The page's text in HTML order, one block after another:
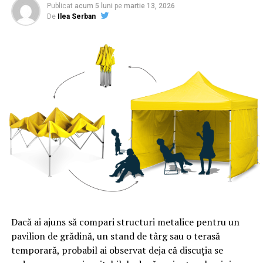
desfăşura activitatea într-o clinică dotată cu cel mai
modern instrumentar de chirurgie laparoscopică şi
pregătire în chirurgia laparoscopică şi robotică în
diverse ţări că Italia, Franţa, Coreea, SUA.
Publicat acum 5 luni pe martie 13, 2026
De
Ilea Serban
Dacă ai ajuns să compari structuri metalice pentru un
pavilion de grădină, un stand de târg sau o terasă
temporară, probabil ai observat deja că discuția se